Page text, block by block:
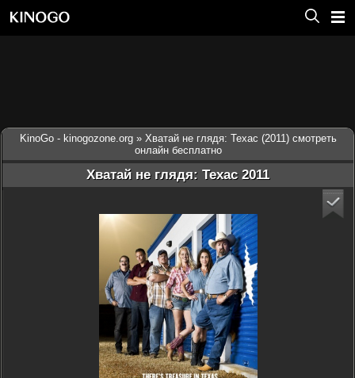
KinoGo - kinogozone.org » Хватай не глядя: Техас (2011) смотреть
онлайн бесплатно
Хватай не глядя: Техас 2011